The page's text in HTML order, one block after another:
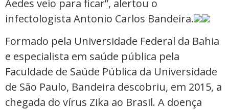
Aedes veio para ficar”, alertou o
infectologista Antonio Carlos Bandeira.
Formado pela Universidade Federal da Bahia
e especialista em saúde pública pela
Faculdade de Saúde Pública da Universidade
de São Paulo, Bandeira descobriu, em 2015, a
chegada do vírus Zika ao Brasil. A doença